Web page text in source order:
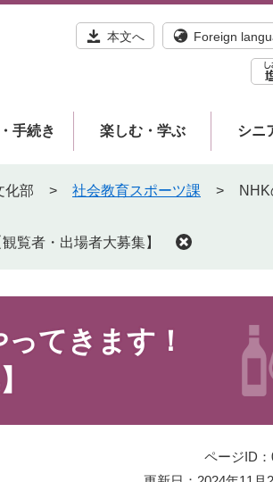
本文へ Foreign
手続き 楽しむ・学ぶ シニ
化部 > 社会教育スポーツ課 >
者・出場者大募集】
ってきます！
ページID